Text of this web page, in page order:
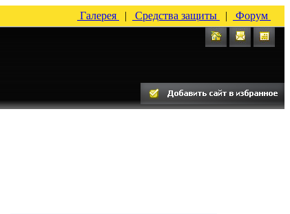
Галерея | Средства защиты | Форум